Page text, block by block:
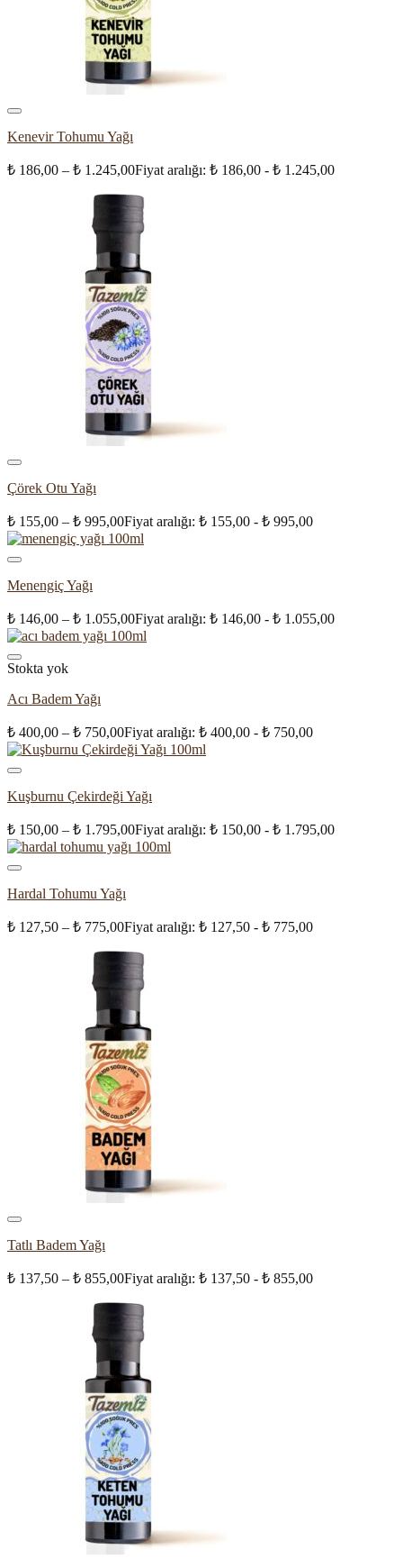
Kenevir Tohumu Yağı
₺ 186,00 – ₺ 1.245,00Fiyat aralığı: ₺ 186,00 - ₺ 1.245,00
Çörek Otu Yağı
₺ 155,00 – ₺ 995,00Fiyat aralığı: ₺ 155,00 - ₺ 995,00
Menengiç Yağı
₺ 146,00 – ₺ 1.055,00Fiyat aralığı: ₺ 146,00 - ₺ 1.055,00
Stokta yok
Acı Badem Yağı
₺ 400,00 – ₺ 750,00Fiyat aralığı: ₺ 400,00 - ₺ 750,00
Kuşburnu Çekirdeği Yağı
₺ 150,00 – ₺ 1.795,00Fiyat aralığı: ₺ 150,00 - ₺ 1.795,00
Hardal Tohumu Yağı
₺ 127,50 – ₺ 775,00Fiyat aralığı: ₺ 127,50 - ₺ 775,00
Tatlı Badem Yağı
₺ 137,50 – ₺ 855,00Fiyat aralığı: ₺ 137,50 - ₺ 855,00